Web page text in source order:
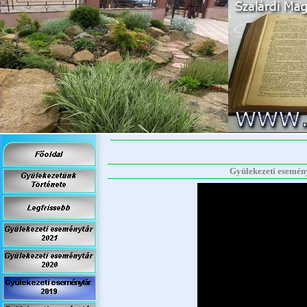
Gyülekezeti